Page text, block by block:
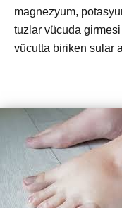
magnezyum,
tuzlar vücuda girmesi
vücutta biriken sular